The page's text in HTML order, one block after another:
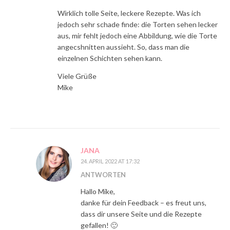
Wirklich tolle Seite, leckere Rezepte. Was ich
jedoch sehr schade finde: die Torten sehen lecker
aus, mir fehlt jedoch eine Abbildung, wie die Torte
angecshnitten aussieht. So, dass man die
einzelnen Schichten sehen kann.
Viele Grüße
Mike
JANA
24. APRIL 2022 AT 17:32
ANTWORTEN
Hallo Mike,
danke für dein Feedback – es freut uns,
dass dir unsere Seite und die Rezepte
gefallen! 🙂